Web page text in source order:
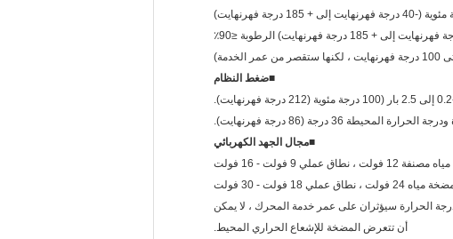
■ضغط النظام
فهرنهايت).
■مجال الجهد الكهربائي
، نطاق عملي 9 فولت - 16 فولت
مياه 24 فولت ، نطاق عملي 18 فولت - 30 فولت
الحرارة سيؤثران على عمر خدمة المحرك ، لا يمكن
أن تتعرض المضخة للإشعاع الحراري المحيط.